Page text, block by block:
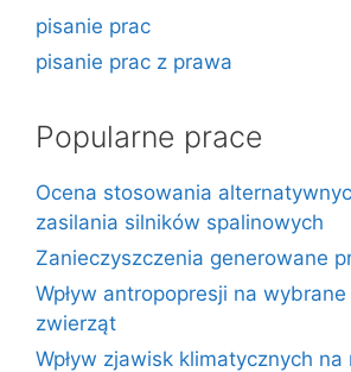
pisanie prac
pisanie prac z prawa
Popularne prace
Ocena stosowania
zasilania silników spalinowych
Zanieczyszczenia generowane
Wpływ antropopresji na
zwierząt
Wpływ zjawisk klimatycznych na